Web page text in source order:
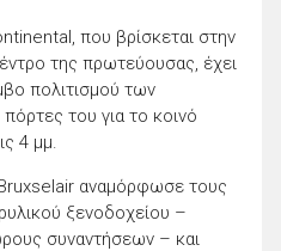
που βρίσκεται στην
της πρωτεύουσας, έχει
πολιτισμού των
του για το κοινό
4 μμ.
αναμόρφωσε τους
ξενοδοχείου –
συναντήσεων – και